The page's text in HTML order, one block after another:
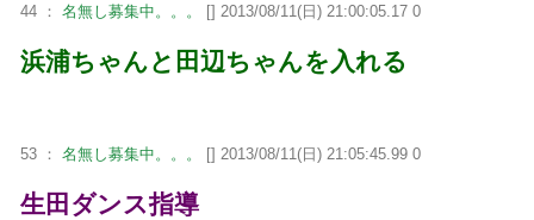
44 ： 名無し募集中。。。 [] 2013/08/11(日) 21:00:05.17 0
浜浦ちゃんと田辺ちゃんを入れる
53 ： 名無し募集中。。。 [] 2013/08/11(日) 21:05:45.99 0
生田ダンス指導